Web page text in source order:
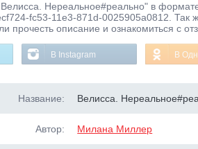
Нереальное#реально" в
fc53-11e3-871d-0025905a0812. Так
прочесть описание и ознакомиться с
В Instagram В
Название: Велисса.
Автор: Милана Миллер